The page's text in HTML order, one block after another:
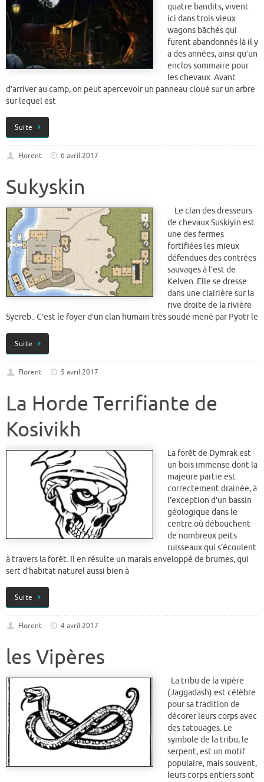
quatre bandits, vivent
ici dans trois vieux
wagons bâchés qui
furent abandonnés là il y
a des années, ainsi qu’un
enclos sommaire pour
les chevaux. Avant
d’arriver au camp, on peut apercevoir un panneau cloué sur un arbre
sur lequel est
Suite
Florent 6 avril 2017
Sukyskin
Le clan des dresseurs
de chevaux Suskiyin est
une des fermes
fortifiées les mieux
défendues des contrées
sauvages à l’est de
Kelven. Elle se dresse
dans une clairière sur la
rive droite de la rivière
Syereb.. C’est le foyer d’un clan humain très soudé mené par Pyotr le
Suite
Florent 5 avril 2017
La Horde Terrifiante de
Kosivikh
La forêt de Dymrak est
un bois immense dont la
majeure partie est
correctement drainée, à
l’exception d’un bassin
géologique dans le
centre où débouchent
de nombreux peits
ruisseaux qui s’écoulent
à travers la forêt. Il en résulte un marais enveloppé de brumes, qui
sert d’habitat naturel aussi bien à
Suite
Florent 4 avril 2017
les Vipères
La tribu de la vipère
(Jaggadash) est célèbre
pour sa tradition de
décorer leurs corps avec
des tatouages. Le
symbole de la tribu, le
serpent, est un motif
populaire, mais souvent,
leurs corps entiers sont